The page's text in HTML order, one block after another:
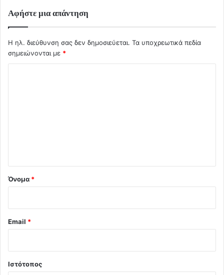
Αφήστε μια απάντηση
Η ηλ. διεύθυνση σας δεν δημοσιεύεται. Τα υποχρεωτικά πεδία
σημειώνονται με *
Όνομα *
Email *
Ιστότοπος